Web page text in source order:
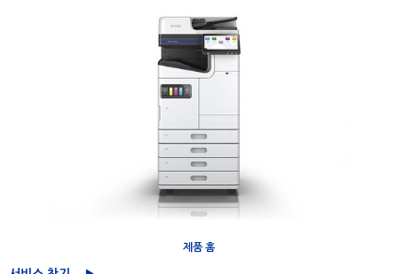
제품 홈